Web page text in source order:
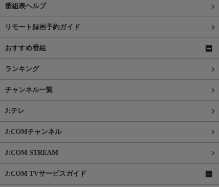
番組表ヘルプ
リモート録画予約ガイド
おすすめ番組
ランキング
チャンネル一覧
J:テレ
J:COMチャンネル
J:COM STREAM
J:COM TVサービスガイド